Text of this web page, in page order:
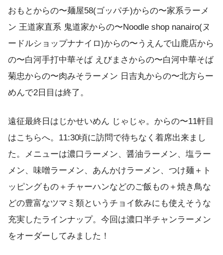
おもとからの〜麺屋58(ゴッパチ)からの〜家系ラーメ
ン 王道家直系 鬼道家からの〜Noodle shop nanairo(ヌ
ードルショップナナイロ)からの〜うえんで山鹿店から
の〜白河手打中華そば えびまさからの〜白河中華そば
菊忠からの〜肉みそラーメン 日吉丸からの〜北方らー
めんで2日目は終了。
遠征最終日はじかせいめん じゃじゃ。からの〜11軒目
はこちらへ。11:30頃に訪問で待ちなく着席出来まし
た。メニューは濃口ラーメン、醤油ラーメン、塩ラー
メン、味噌ラーメン、あんかけラーメン、つけ麺＋ト
ッピングもの＋チャーハンなどのご飯もの＋焼き鳥な
どの豊富なツマミ類というチョイ飲みにも使えそうな
充実したラインナップ。今回は濃口半チャンラーメン
をオーダーしてみました！